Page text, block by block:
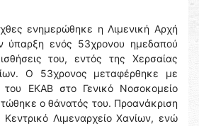
ενημερώθηκε η Λιμενική Αρχή
ύπαρξη ενός 53χρονου ημεδαπού
του, εντός της Χερσαίας
Ο 53χρονος μεταφέρθηκε με
ΕΚΑΒ στο Γενικό Νοσοκομείο
ο θάνατός του. Προανάκριση
Κεντρικό Λιμεναρχείο Χανίων, ενώ